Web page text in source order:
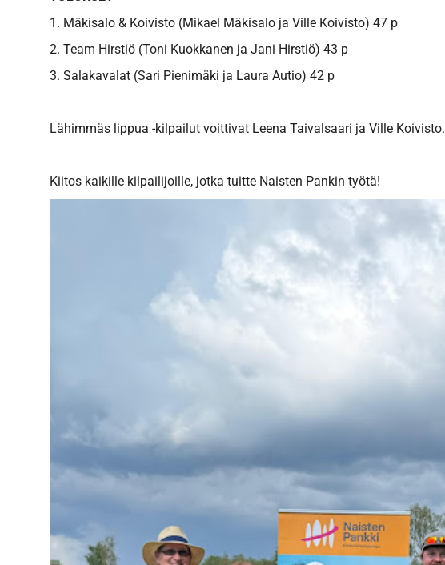
1. Mäkisalo & Koivisto (Mikael Mäkisalo ja Ville Koivisto) 47 p
2. Team Hirstiö (Toni Kuokkanen ja Jani Hirstiö) 43 p
3. Salakavalat (Sari Pienimäki ja Laura Autio) 42 p
Lähimmäs lippua -kilpailut voittivat Leena Taivalsaari ja Ville Koivisto.
Kiitos kaikille kilpailijoille, jotka tuitte Naisten Pankin työtä!